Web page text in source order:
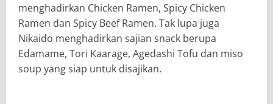
menghadirkan Chicken Ramen, Spicy Chicken
Ramen dan Spicy Beef Ramen. Tak lupa juga
Nikaido menghadirkan sajian snack berupa
Edamame, Tori Kaarage, Agedashi Tofu dan miso
soup yang siap untuk disajikan.